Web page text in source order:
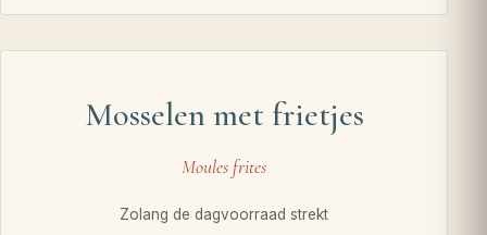
Mosselen met frietjes
Moules frites
Zolang de dagvoorraad strekt